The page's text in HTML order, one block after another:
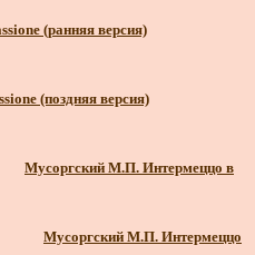
(ранняя версия)
(поздняя версия)
Мусоргский М.П. Интермеццо в
Мусоргский М.П. Интермеццо